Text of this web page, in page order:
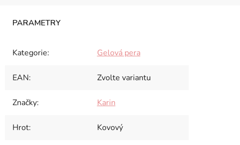
Kategorie: Gelová pera
EAN: Zvolte variantu
Značky: Karin
Hrot: Kovový